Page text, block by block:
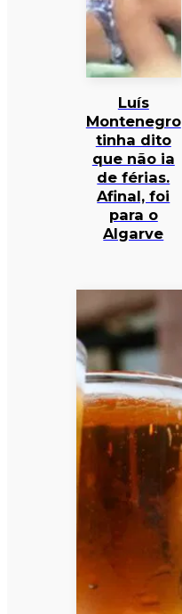
Luís
Montenegro
tinha dito
que não ia
de férias.
Afinal, foi
para o
Algarve